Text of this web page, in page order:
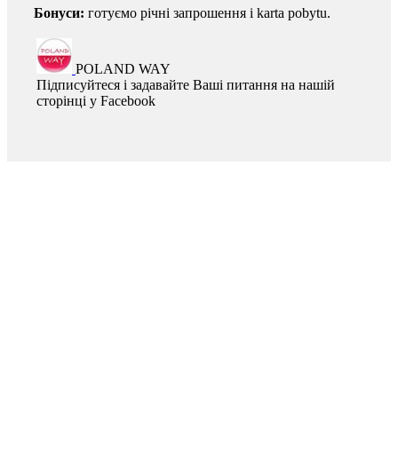
Бонуси: готуємо річні запрошення і karta pobytu.
POLAND WAY
Підписуйтеся і задавайте Ваші питання на нашій
сторінці у Facebook